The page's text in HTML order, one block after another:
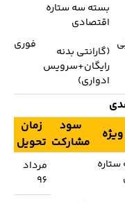
بسته سه ستاره
اقتصادی
(گارانتی بدنه
رایگان+سرویس
ادواری)
فوری
سود
مشارکت
زمان
تحویل
مرداد
96